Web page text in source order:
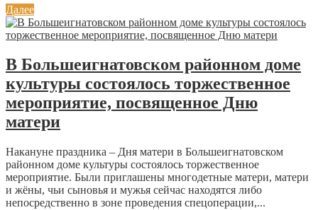
Далее
В Большеигнатовском районном доме
культуры состоялось торжественное
мероприятие, посвященное Дню
матери
Накануне праздника – Дня матери в Большеигнатовском
районном доме культуры состоялось торжественное
мероприятие. Были приглашены многодетные матери, матери
и жёны, чьи сыновья и мужья сейчас находятся либо
непосредственно в зоне проведения спецоперации,...